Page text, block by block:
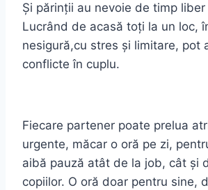
Și părinții au nevoie de timp liber
Lucrând de acasă toți la un loc,
nesigură,cu stres și limitare, pot
conflicte în cuplu.
Fiecare partener poate prelua
urgente, măcar o oră pe zi,
aibă pauză atât de la job, cât și
copiilor. O oră doar pentru sine,